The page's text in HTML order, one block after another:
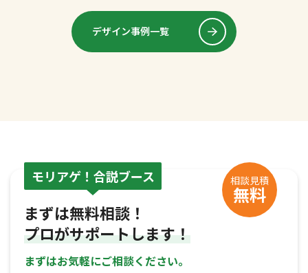
デザイン事例一覧
モリアゲ！合説ブース 相談見積
無料
まずは無料相談！
プロがサポートします！
まずはお気軽にご相談ください。